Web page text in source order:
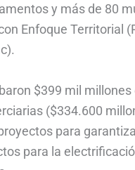
y más de 80
Enfoque Territorial
$399 mil
($334.600
para
para la